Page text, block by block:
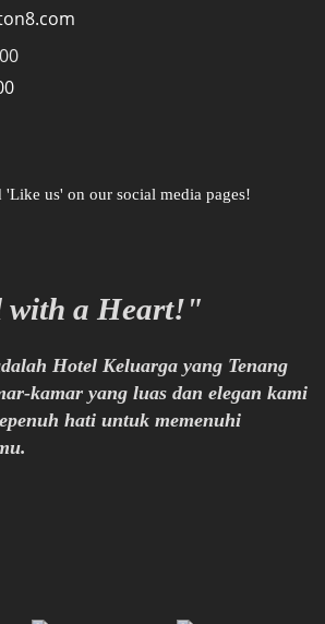
'Like us' on our social media pages!
with a Heart!"
Hotel Keluarga yang Tenang
kamar yang luas dan elegan kami
hati untuk memenuhi